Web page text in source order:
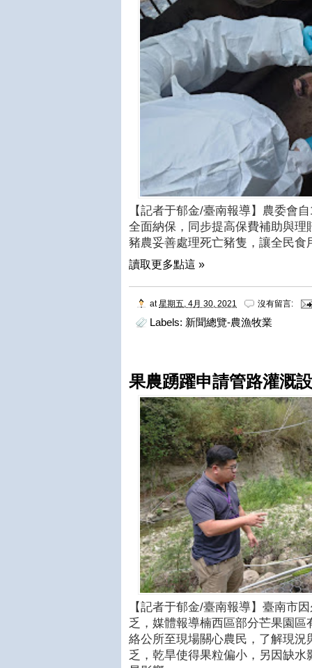
【記者于郁金/臺南報導】農委會
全面納保，同步提高保費補助與
豬農妥善處理死亡豬隻，讓全民食
讀取更多點這 »
at星期五, 4月 30, 2021 沒有留言:
Labels: 新聞總覽-農漁牧業
果農踴躍申請管路灌溉
【記者于郁金/臺南報導】臺南市
乏，媒體報導楠西區部分芒果園
絡公所至現場關心農民，了解現
乏，乾旱使得果粒偏小，另因缺